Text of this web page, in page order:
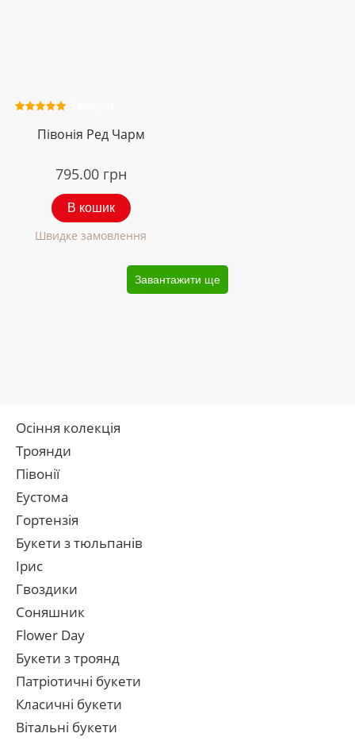
Півонія Ред Чарм
795.00 грн
В кошик
Швидке замовлення
Завантажити ще
Осіння колекція
Троянди
Півонії
Еустома
Гортензія
Букети з тюльпанів
Ірис
Гвоздики
Соняшник
Flower Day
Букети з троянд
Патріотичні букети
Класичні букети
Вітальні букети